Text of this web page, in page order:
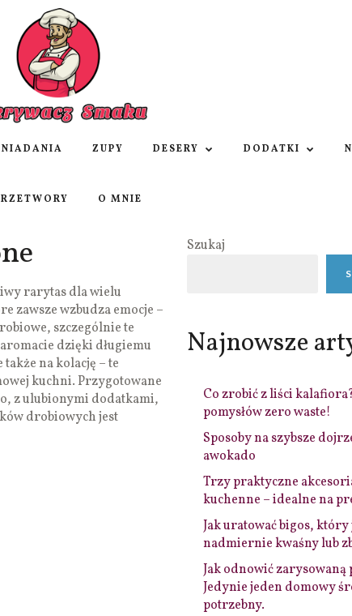
ZUPY DESERY DODATKI
O MNIE
rarytas dla wielu
zawsze wzbudza emocje –
szczególnie te
dzięki długiemu
na kolację – te
kuchni. Przygotowane
z ulubionymi dodatkami,
drobiowych jest
Szukaj
Najnowsze
Co zrobić z liści
pomysłów zero waste!
Sposoby na szybsze
awokado
Trzy praktyczne
kuchenne – idealne na
Jak uratować bigos, który
nadmiernie kwaśny lub
Jak odnowić zarysowaną
Jedynie jeden domowy
potrzebny.